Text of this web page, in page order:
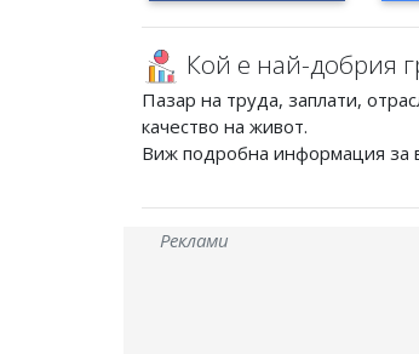
Кой е най-добрия
Пазар на труда, заплати,
качество на живот.
Виж подробна информация за
Реклами